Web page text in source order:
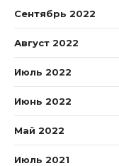
Сентябрь 2022
Август 2022
Июль 2022
Июнь 2022
Май 2022
Июль 2021